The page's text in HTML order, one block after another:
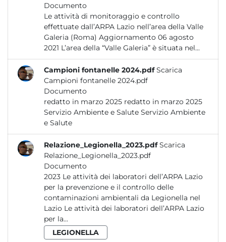
Documento
Le attività di monitoraggio e controllo
effettuate dall’ARPA Lazio nell’area della Valle
Galeria (Roma) Aggiornamento 06 agosto
2021 L’area della “Valle Galeria” è situata nel...
Campioni fontanelle 2024.pdf Scarica
Campioni fontanelle 2024.pdf
Documento
redatto in marzo 2025 redatto in marzo 2025
Servizio Ambiente e Salute Servizio Ambiente
e Salute
Relazione_Legionella_2023.pdf Scarica
Relazione_Legionella_2023.pdf
Documento
2023 Le attività dei laboratori dell’ARPA Lazio
per la prevenzione e il controllo delle
contaminazioni ambientali da Legionella nel
Lazio Le attività dei laboratori dell’ARPA Lazio
per la...
LEGIONELLA